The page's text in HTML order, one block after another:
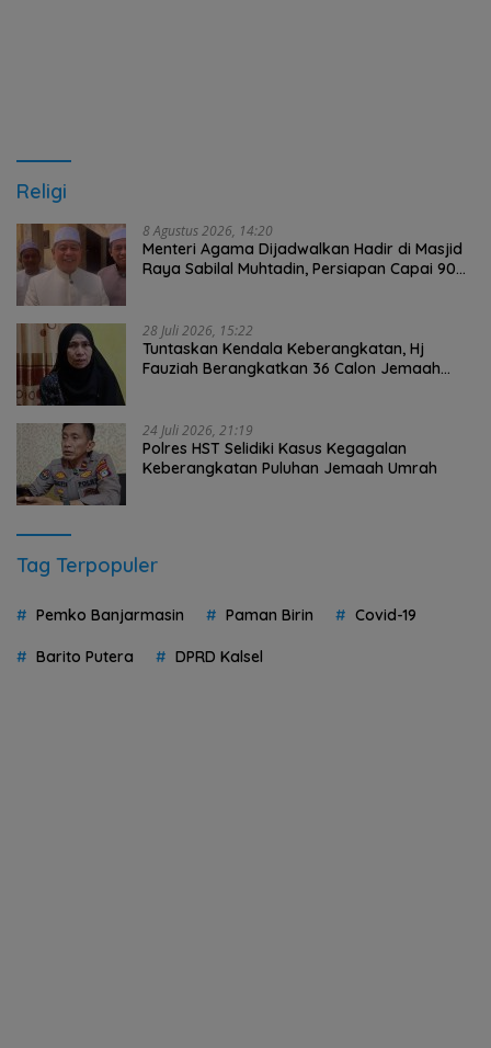
Religi
8 Agustus 2026, 14:20
Menteri Agama Dijadwalkan Hadir di Masjid
Raya Sabilal Muhtadin, Persiapan Capai 90
28 Juli 2026, 15:22
Tuntaskan Kendala Keberangkatan, Hj
Fauziah Berangkatkan 36 Calon Jemaah
24 Juli 2026, 21:19
Polres HST Selidiki Kasus Kegagalan
Keberangkatan Puluhan Jemaah Umrah
Tag Terpopuler
Pemko Banjarmasin Paman Birin Covid-19
Barito Putera DPRD Kalsel